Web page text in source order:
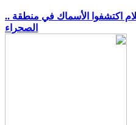
.. إزاي الباحثين في مركز سلام اكتشفوا الأسماك في منطقة
الصحراء